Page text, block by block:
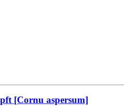
[Cornu aspersum]